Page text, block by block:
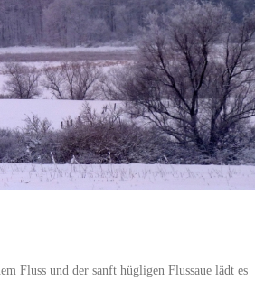
Fluss und der sanft hügligen Flussaue lädt es